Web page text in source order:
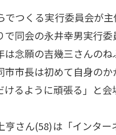
つくる実行委員会が
で同会の永井幸男実行
は念願の吉幾三さんの
市市長は初めて自身の
るように頑張る」と会
さん(58)は「インタ